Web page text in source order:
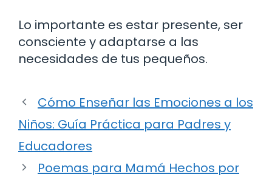
Lo importante es estar presente, ser
consciente y adaptarse a las
necesidades de tus pequeños.
Cómo Enseñar las Emociones a los
Niños: Guía Práctica para Padres y
Educadores
Poemas para Mamá Hechos por